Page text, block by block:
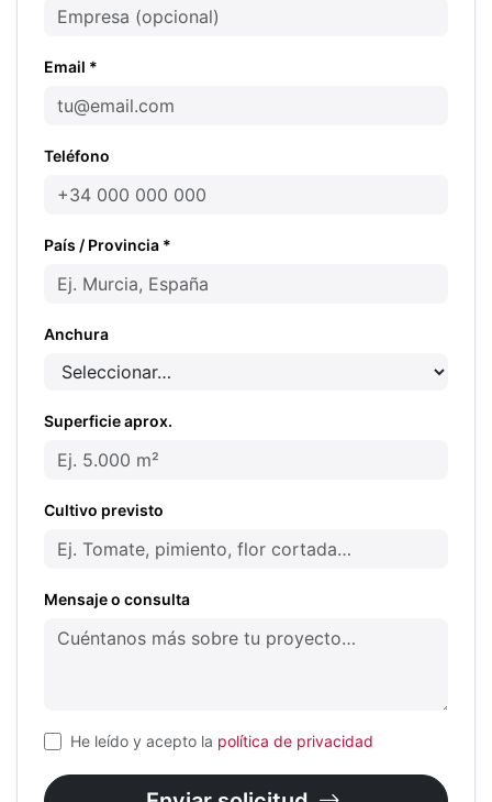
Email *
Teléfono
País / Provincia *
Anchura
Superficie aprox.
Cultivo previsto
Mensaje o consulta
He leído y acepto la política de privacidad